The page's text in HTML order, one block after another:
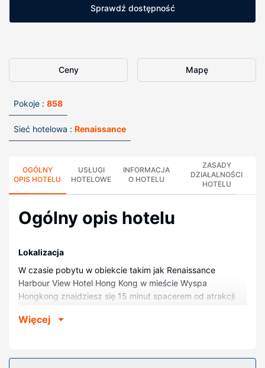
Sprawdź dostępność
Ceny Mapę
Pokoje : 858
Sieć hotelowa : Renaissance
OGÓLNY
OPIS HOTELU
USŁUGI
HOTELOWE
INFORMACJA
O HOTELU
ZASADY
DZIAŁALNOŚCI
HOTELU
Ogólny opis hotelu
Lokalizacja
W czasie pobytu w obiekcie takim jak Renaissance
Harbour View Hotel Hong Kong w mieście Wyspa
Hongkong znajdziesz się 15 minut spacerem od atrakcji
Victorii. Hotel (w stylu luksusowym) znajduje się 5,7 km od
Więcej